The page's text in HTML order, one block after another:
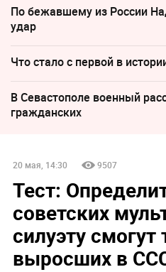
По бежавшему из России
удар
Что стало с первой в
В Севастополе военный
гражданских
20 мая, 14:30 9507
Тест:
советских
силуэту смогут
выросших в